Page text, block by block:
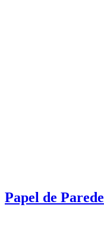
Papel de Parede